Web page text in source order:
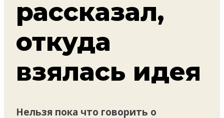
рассказал,
откуда
взялась идея
Нельзя пока что говорить о